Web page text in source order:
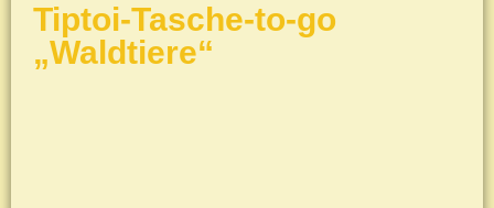
Tiptoi-Tasche-to-go
„Waldtiere“